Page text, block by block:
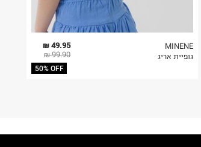
49.95 ₪
99.90 ₪
50% OFF
MINENE
גופיית אריג